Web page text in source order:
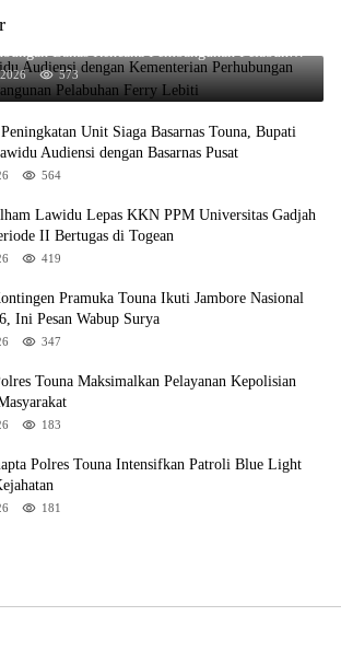
Ilham Lawidu Audiensi dengan Kementerian
Bahas Rencana Pembangunan Pelabuhan
Lebiti
573
Unit Siaga Basarnas Touna, Bupati
Audiensi dengan Basarnas Pusat
564
Lawidu Lepas KKN PPM Universitas Gadjah
II Bertugas di Togean
419
Pramuka Touna Ikuti Jambore Nasional
Ini Pesan Wabup Surya
347
Touna Maksimalkan Pelayanan Kepolisian
183
Polres Touna Intensifkan Patroli Blue Light
181